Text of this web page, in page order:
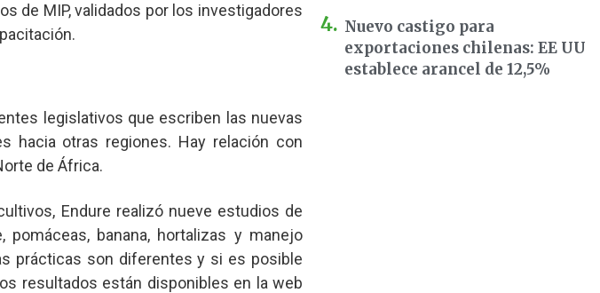
de MIP, validados por los investigadores
legislativos que escriben las nuevas
hacia otras regiones. Hay relación con
de África.
Endure realizó nueve estudios de
banana, hortalizas y manejo
prácticas son diferentes y si es posible
resultados están disponibles en la web
Nuevo castigo para
exportaciones chilenas: EE UU
establece arancel de 12,5%